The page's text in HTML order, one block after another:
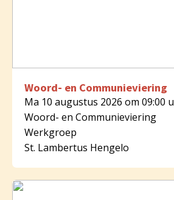
Woord- en Communieviering
Ma 10 augustus 2026 om 09:00
Woord- en Communieviering
Werkgroep
St. Lambertus Hengelo